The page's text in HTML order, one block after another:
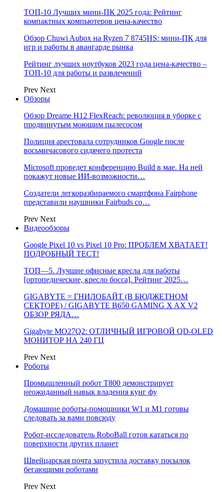
ТОП-10 Лучших мини-ПК 2025 года: Рейтинг
компактных компьютеров цена-качество
Обзор Chuwi Aubox на Ryzen 7 8745HS: мини-ПК для
игр и работы в авангарде рынка
Рейтинг лучших ноутбуков 2023 года цена-качество –
ТОП-10 для работы и развлечений
Prev Next
Обзоры
Обзор Dreame H12 FlexReach: революция в уборке с
продвинутым моющим пылесосом
Полиция арестовала сотрудников Google после
восьмичасового сидячего протеста
Microsoft проведет конференцию Build в мае. На ней
покажут новые ИИ-возможности…
Создатели легкоразбираемого смартфона Fairphone
представили наушники Fairbuds со…
Prev Next
Видеообзоры
Google Pixel 10 vs Pixel 10 Pro: ПРОБЛЕМ ХВАТАЕТ!
ПОДРОБНЫЙ ТЕСТ!
ТОП—5. Лучшие офисные кресла для работы
[ортопедические, кресло босса]. Рейтинг 2025…
GIGABYTE = ГНИЛОБАЙТ (В БЮДЖЕТНОМ
СЕКТОРЕ) / GIGABYTE B650 GAMING X AX V2
ОБЗОР РЯДА…
Gigabyte MO27Q2: ОТЛИЧНЫЙ ИГРОВОЙ QD-OLED
МОНИТОР НА 240 ГЦ
Prev Next
Роботы
Промышленный робот Т800 демонстрирует
неожиданный навык владения кунг фу
Домашние роботы-помощники W1 и M1 готовы
следовать за вами повсюду
Робот-исследователь RoboBall готов кататься по
поверхности других планет
Швейцарская почта запустила доставку посылок
бегающими роботами
Prev Next